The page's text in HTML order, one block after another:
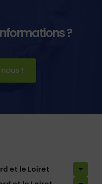
?
!
et le Loiret